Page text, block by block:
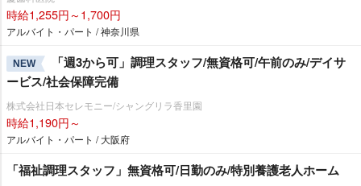
時給1,255円～1,700円
アルバイト・パート / 神奈川県
NEW
「週3から可」調理スタッフ/無資格可/午前のみ/デイサ
ービス/社会保障完備
株式会社日本セレモニー/シャングリラ香里園
時給1,190円～
アルバイト・パート / 大阪府
「福祉調理スタッフ」無資格可/日勤のみ/特別養護老人ホーム